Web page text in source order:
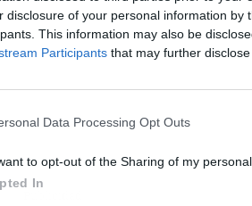
disclosure of your personal information by
This information may also be
Participants that may further
Data Processing Opt Outs
to opt-out of the Sharing of my personal
In